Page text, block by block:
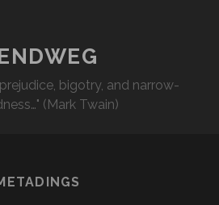
bigotry, and narrow-
(Mark Twain)